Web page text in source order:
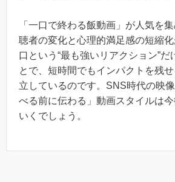
「一口で終わる飯動画」が人気を
聴者の変化と心理的満足感の短縮
口という“最も強いリアクション”だ
とで、短時間でもインパクトを残
立しているのです。SNS時代の映
べる前に伝わる」動画スタイルは
いくでしょう。